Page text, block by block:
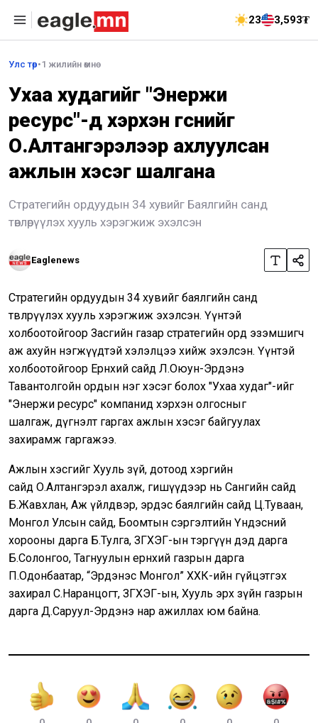
23 3,593₮
Улс төр•1 жилийн өмнө
Ухаа худагийг "Энержи
ресурс"-д хэрхэн өгснийг
О.Алтангэрэлээр ахлуулсан
ажлын хэсэг шалгана
Стратегийн ордуудын 34 хувийг Баялгийн санд
төвлөрүүлэх хууль хэрэгжиж эхэлсэн
Eaglenews
Стратегийн ордуудын 34 хувийг баялгийн санд
төвлөрүүлэх хууль хэрэгжиж эхэлсэн. Үүнтэй
холбоотойгоор Засгийн газар стратегийн орд эзэмшигч
аж ахуйн нэгжүүдтэй хэлэлцээ хийж эхэлсэн. Үүнтэй
холбоотойгоор Ерөнхий сайд Л.Оюун-Эрдэнэ
Тавантолгойн ордын нэг хэсэг болох "Ухаа худаг"-ийг
"Энержи ресурс" компанид хэрхэн олгосныг
шалгаж, дүгнэлт гаргах ажлын хэсэг байгуулах
захирамж гаргажээ.
Ажлын хэсгийг Хууль зүй, дотоод хэргийн
сайд О.Алтангэрэл ахалж, гишүүдээр нь Сангийн сайд
Б.Жавхлан, Аж үйлдвэр, эрдэс баялгийн сайд Ц.Туваан,
Монгол Улсын сайд, Боомтын сэргэлтийн Үндэсний
хорооны дарга Б.Тулга, ЗГХЭГ-ын тэргүүн дэд дарга
Б.Солонгоо, Тагнуулын ерөнхий газрын дарга
П.Одонбаатар, “Эрдэнэс Монгол” ХХК-ийн гүйцэтгэх
захирал С.Наранцогт, ЗГХЭГ-ын, Хууль эрх зүйн газрын
дарга Д.Саруул-Эрдэнэ нар ажиллах юм байна.